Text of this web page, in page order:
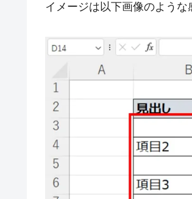
イメージは以下画像のような